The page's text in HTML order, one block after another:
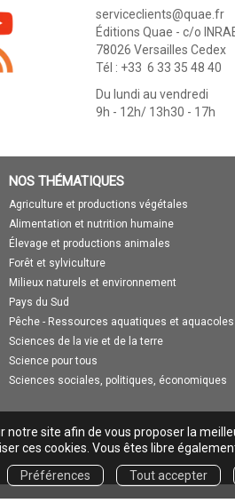
notre site afin de vous proposer la
ces cookies. Vous êtes libre
Préférences
Tout accepter
serviceclients@quae.fr
Éditions Quae - c/o
78026 Versailles Cedex
Tél : +33 6 33 35 48 40
Du lundi au vendredi
9h - 12h/ 13h30 - 17h
NOS THÉMATIQUES
Agriculture et productions végétales
Alimentation et nutrition humaine
Élevage et productions animales
Forêt et sylviculture
Milieux naturels et environnement
Pays du Sud
Pêche - Ressources aquatiques et aquacoles
Sciences de la vie et de la terre
Science pour tous
Sciences sociales, politiques, économiques